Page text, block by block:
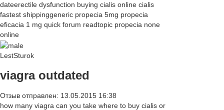
dateerectile dysfunction buying cialis online cialis
fastest shippinggeneric propecia 5mg propecia
eficacia 1 mg quick forum readtopic propecia none
online
LestSturok
viagra outdated
Отзыв отправлен: 13.05.2015 16:38
how many viagra can you take where to buy cialis or